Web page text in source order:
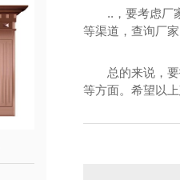
..，要考虑厂
等渠道，查询厂
总的来说，
等方面。希望以